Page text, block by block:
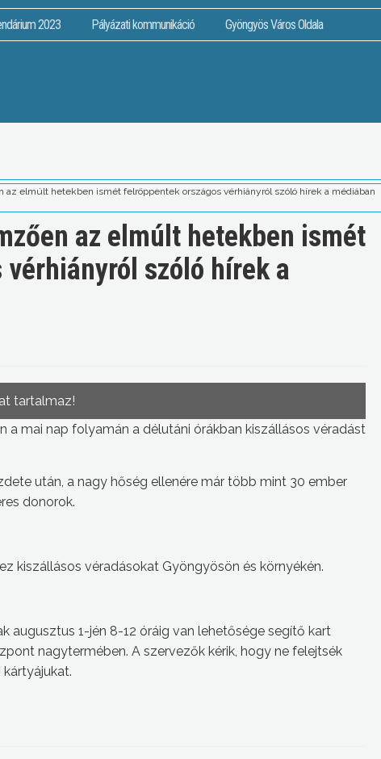
2023 Pályázati kommunikáció Gyöngyös Város Oldala
az elmúlt hetekben ismét felröppentek országos vérhiányról szóló hírek a médiában
az elmúlt hetekben ismét
szóló hírek a
tartalmaz!
mai nap folyamán a délutáni órákban kiszállásos véradást
után, a nagy hőség ellenére már több mint 30 ember
donorok.
kiszállásos véradásokat Gyöngyösön és környékén.
augusztus 1-jén 8-12 óráig van lehetősége segítő kart
nagytermében. A szervezők kérik, hogy ne felejtsék